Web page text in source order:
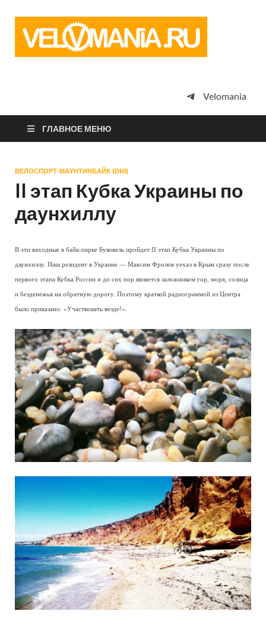
просто
Velomania
ГЛАВНОЕ МЕНЮ
ВЕЛОСПОРТ-МАУНТИНБАЙК (DHI)
II этап Кубка Украины по
даунхиллу
В эти ваходные в байк-парке Буковель пройдет II этап Кубка Украины по
даунхиллу. Наш резидент в Украине — Максим Фролов уехал в Крым сразу после
первого этапа Кубка России и до сих пор является заложником гор, моря, солнца
и безденежья на обратную дорогу. Поэтому краткой радиограммой из Центра
было приказано: «Участвовать везде!».